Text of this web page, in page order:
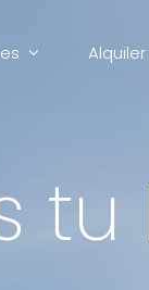
Alquiler